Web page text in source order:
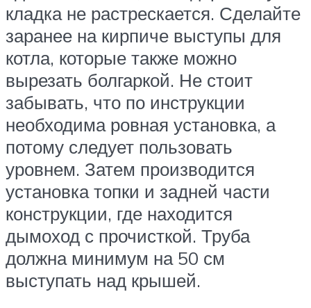
кладка не растрескается. Сделайте
заранее на кирпиче выступы для
котла, которые также можно
вырезать болгаркой. Не стоит
забывать, что по инструкции
необходима ровная установка, а
потому следует пользовать
уровнем. Затем производится
установка топки и задней части
конструкции, где находится
дымоход с прочисткой. Труба
должна минимум на 50 см
выступать над крышей.